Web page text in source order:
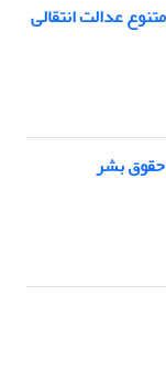
عدالت انتقالی
حقوق بشر